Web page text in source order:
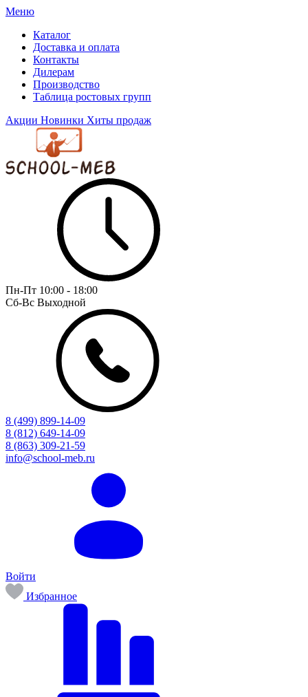
Меню
Каталог
Доставка и оплата
Контакты
Дилерам
Производство
Таблица ростовых групп
Акции Новинки Хиты продаж
Пн-Пт 10:00 - 18:00
Сб-Вс Выходной
8 (499) 899-14-09
8 (812) 649-14-09
8 (863) 309-21-59
info@school-meb.ru
Войти
Избранное